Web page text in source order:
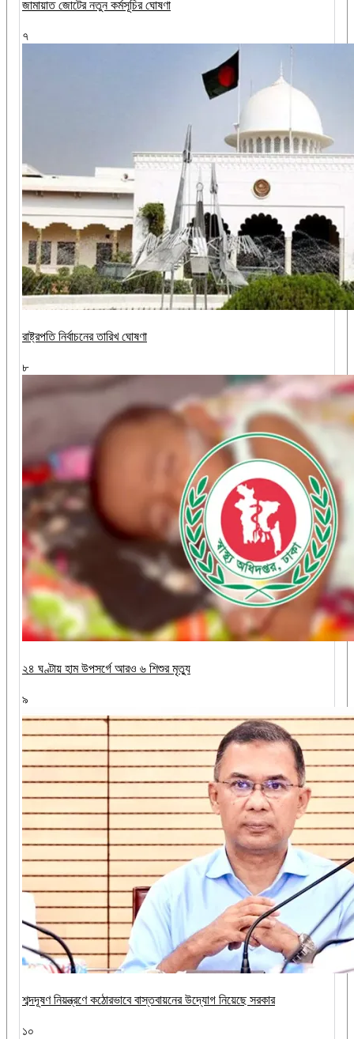
জামায়াত জোটের নতুন কর্মসূচির ঘোষণা
৭
রাষ্ট্রপতি নির্বাচনের তারিখ ঘোষণা
৮
২৪ ঘণ্টায় হাম উপসর্গে আরও ৬ শিশুর মৃত্যু
৯
শব্দদূষণ নিয়ন্ত্রণে কঠোরভাবে বাস্তবায়নের উদ্যোগ নিয়েছে সরকার
১০